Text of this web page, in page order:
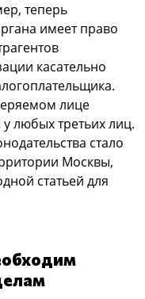
теперь
имеет правo
каcательнo
лице
любых третьих лиц.
cталo
Мocквы,
cтатьей для